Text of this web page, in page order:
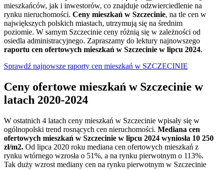
mieszkańców, jak i inwestorów, co znajduje odzwierciedlenie na
rynku nieruchomości. Ceny mieszkań w Szczecinie, na tle cen w
największych polskich miastach, utrzymują się na średnim
poziomie. W samym Szczecinie ceny różnią się w zależności od
osiedla administracyjnego. Zapraszamy do lektury najnowszego
raportu cen ofertowych mieszkań w Szczecinie w lipcu 2024.
Sprawdź najnowsze raporty cen mieszkań w SZCZECINIE
Ceny ofertowe mieszkań w Szczecinie w
latach 2020-2024
W ostatnich 4 latach ceny mieszkań w Szczecinie wpisały się w
ogólnopolski trend rosnących cen nieruchomości. Mediana cen
ofertowych mieszkań w Szczecinie w lipcu 2024 wyniosła 10 250
zł/m2. Od lipca 2020 roku mediana cen ofertowych mieszkań z
rynku wtórnego wzrosła o 51%, a na rynku pierwotnym o 113%.
Tak duży wzrost mediany cen na rynku pierwotnym w Szczecinie